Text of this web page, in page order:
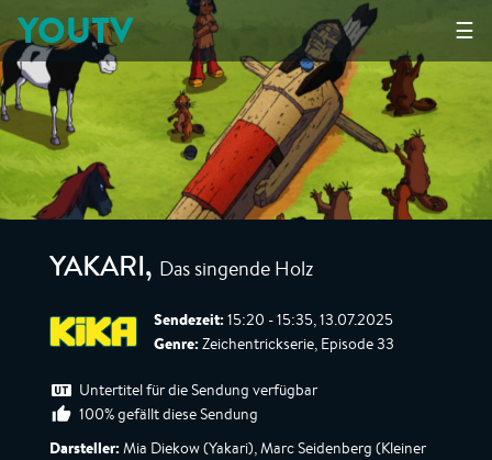
☰
YOUTV
YAKARI, Das singende Holz
Sendezeit: 15:20 - 15:35, 13.07.2025
Genre: Zeichentrickserie, Episode 33
Untertitel für die Sendung verfügbar
100% gefällt diese Sendung
Darsteller: Mia Diekow (Yakari), Marc Seidenberg (Kleiner